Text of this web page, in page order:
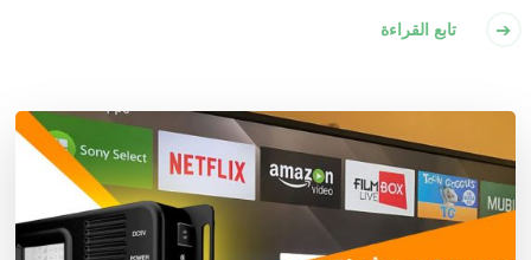
تابع القراءة